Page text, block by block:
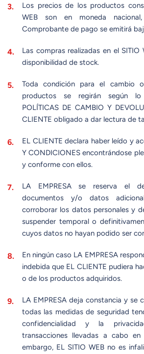
Los precios de los productos
WEB son en moneda
Comprobante de pago se emitirá
Las compras realizadas en el SITIO
disponibilidad de stock.
Toda condición para el cambio
productos se regirán según
POLÍTICAS DE CAMBIO Y
CLIENTE obligado a dar lectura de
EL CLIENTE declara haber leído y
Y CONDICIONES encontrándose
y conforme con ellos.
LA EMPRESA se reserva el
documentos y/o datos
corroborar los datos personales y
suspender temporal o
cuyos datos no hayan podido ser
En ningún caso LA EMPRESA
indebida que EL CLIENTE pudiera
o de los productos adquiridos.
LA EMPRESA deja constancia y se
todas las medidas de seguridad
confidencialidad y la
transacciones llevadas a cabo en
embargo, EL SITIO WEB no es